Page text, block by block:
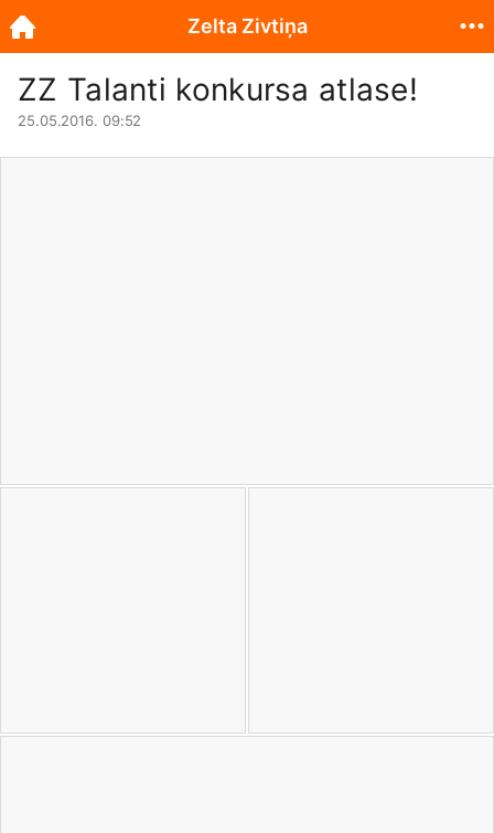
ZZ Talanti konkursa atlase!
25.05.2016. 09:52
Zelta Zivtiņa